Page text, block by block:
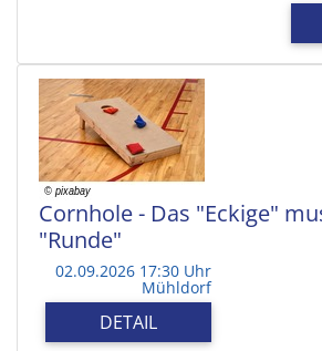
Cornhole - Das "Eckige"
"Runde"
02.09.2026 17:30 Uhr
Mühldorf
DETAIL